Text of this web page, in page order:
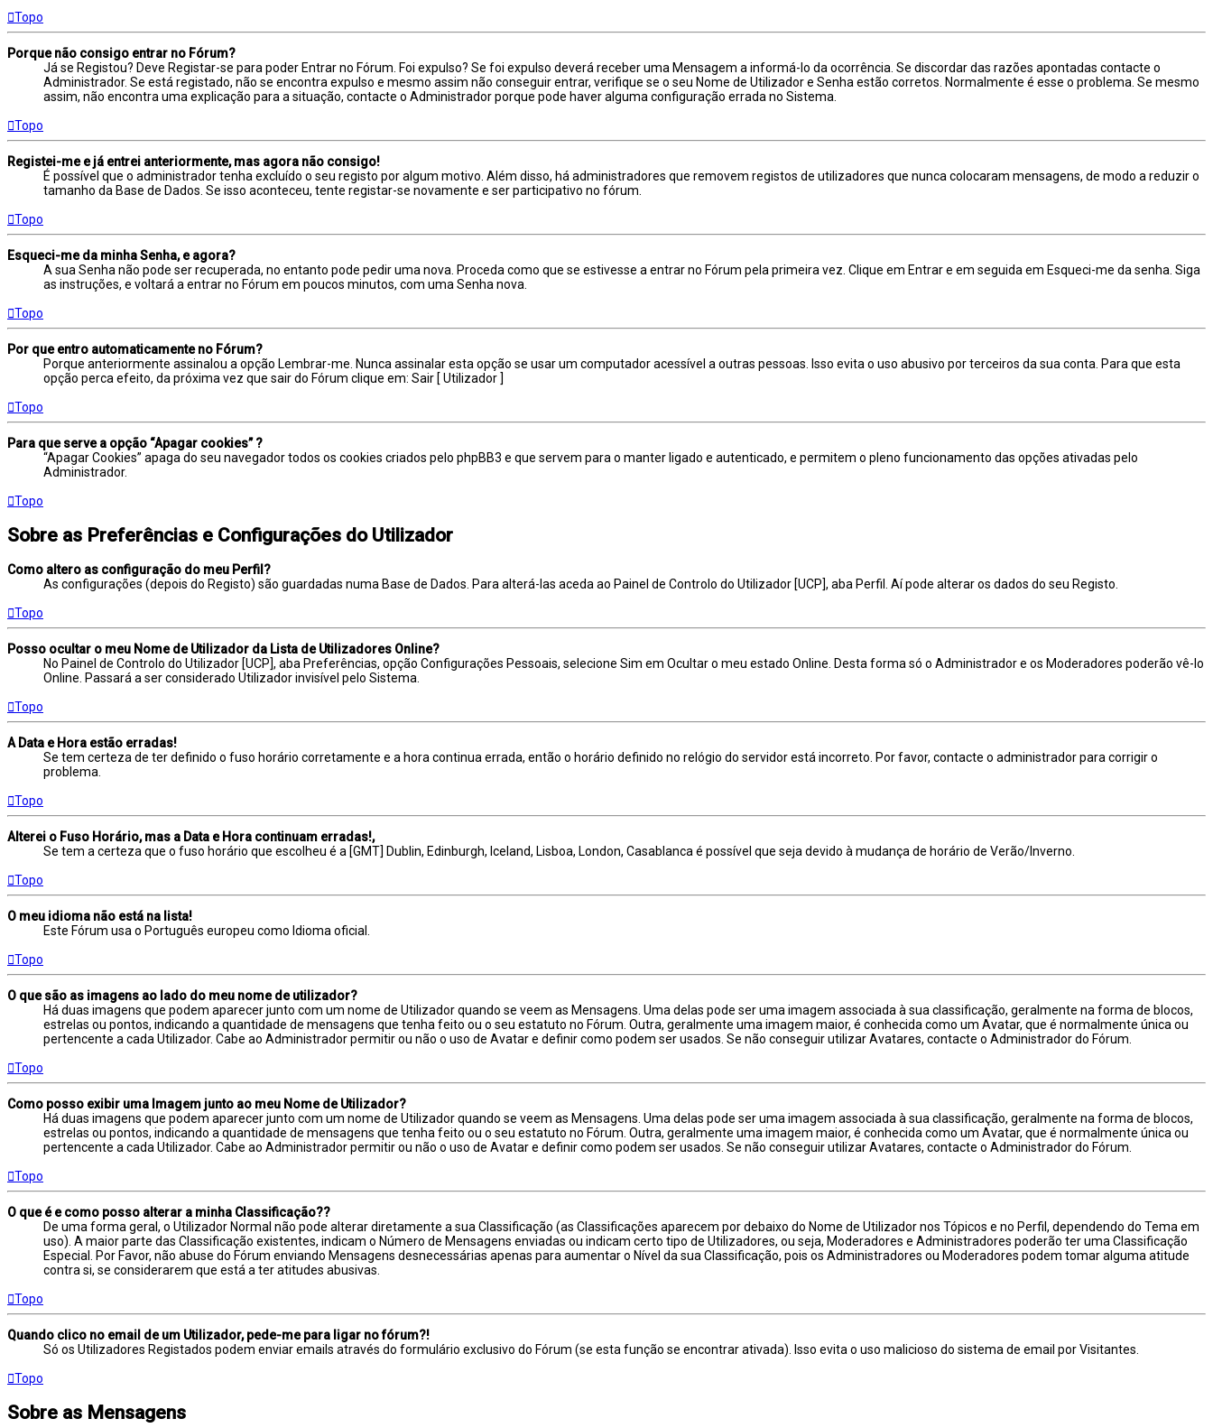
Topo
Porque não consigo entrar no Fórum?
Já se Registou? Deve Registar-se para poder Entrar no Fórum. Foi expulso? Se foi expulso deverá receber uma Mensagem a informá-lo da ocorrência. Se discordar das razões apontadas contacte o
Administrador. Se está registado, não se encontra expulso e mesmo assim não conseguir entrar, verifique se o seu Nome de Utilizador e Senha estão corretos. Normalmente é esse o problema. Se mesmo
assim, não encontra uma explicação para a situação, contacte o Administrador porque pode haver alguma configuração errada no Sistema.
Topo
Registei-me e já entrei anteriormente, mas agora não consigo!
É possível que o administrador tenha excluído o seu registo por algum motivo. Além disso, há administradores que removem registos de utilizadores que nunca colocaram mensagens, de modo a reduzir o
tamanho da Base de Dados. Se isso aconteceu, tente registar-se novamente e ser participativo no fórum.
Topo
Esqueci-me da minha Senha, e agora?
A sua Senha não pode ser recuperada, no entanto pode pedir uma nova. Proceda como que se estivesse a entrar no Fórum pela primeira vez. Clique em Entrar e em seguida em Esqueci-me da senha. Siga
as instruções, e voltará a entrar no Fórum em poucos minutos, com uma Senha nova.
Topo
Por que entro automaticamente no Fórum?
Porque anteriormente assinalou a opção Lembrar-me. Nunca assinalar esta opção se usar um computador acessível a outras pessoas. Isso evita o uso abusivo por terceiros da sua conta. Para que esta
opção perca efeito, da próxima vez que sair do Fórum clique em: Sair [ Utilizador ]
Topo
Para que serve a opção “Apagar cookies” ?
“Apagar Cookies” apaga do seu navegador todos os cookies criados pelo phpBB3 e que servem para o manter ligado e autenticado, e permitem o pleno funcionamento das opções ativadas pelo
Administrador.
Topo
Sobre as Preferências e Configurações do Utilizador
Como altero as configuração do meu Perfil?
As configurações (depois do Registo) são guardadas numa Base de Dados. Para alterá-las aceda ao Painel de Controlo do Utilizador [UCP], aba Perfil. Aí pode alterar os dados do seu Registo.
Topo
Posso ocultar o meu Nome de Utilizador da Lista de Utilizadores Online?
No Painel de Controlo do Utilizador [UCP], aba Preferências, opção Configurações Pessoais, selecione Sim em Ocultar o meu estado Online. Desta forma só o Administrador e os Moderadores poderão vê-lo
Online. Passará a ser considerado Utilizador invisível pelo Sistema.
Topo
A Data e Hora estão erradas!
Se tem certeza de ter definido o fuso horário corretamente e a hora continua errada, então o horário definido no relógio do servidor está incorreto. Por favor, contacte o administrador para corrigir o
problema.
Topo
Alterei o Fuso Horário, mas a Data e Hora continuam erradas!,
Se tem a certeza que o fuso horário que escolheu é a [GMT] Dublin, Edinburgh, Iceland, Lisboa, London, Casablanca é possível que seja devido à mudança de horário de Verão/Inverno.
Topo
O meu idioma não está na lista!
Este Fórum usa o Português europeu como Idioma oficial.
Topo
O que são as imagens ao lado do meu nome de utilizador?
Há duas imagens que podem aparecer junto com um nome de Utilizador quando se veem as Mensagens. Uma delas pode ser uma imagem associada à sua classificação, geralmente na forma de blocos,
estrelas ou pontos, indicando a quantidade de mensagens que tenha feito ou o seu estatuto no Fórum. Outra, geralmente uma imagem maior, é conhecida como um Avatar, que é normalmente única ou
pertencente a cada Utilizador. Cabe ao Administrador permitir ou não o uso de Avatar e definir como podem ser usados. Se não conseguir utilizar Avatares, contacte o Administrador do Fórum.
Topo
Como posso exibir uma Imagem junto ao meu Nome de Utilizador?
Há duas imagens que podem aparecer junto com um nome de Utilizador quando se veem as Mensagens. Uma delas pode ser uma imagem associada à sua classificação, geralmente na forma de blocos,
estrelas ou pontos, indicando a quantidade de mensagens que tenha feito ou o seu estatuto no Fórum. Outra, geralmente uma imagem maior, é conhecida como um Avatar, que é normalmente única ou
pertencente a cada Utilizador. Cabe ao Administrador permitir ou não o uso de Avatar e definir como podem ser usados. Se não conseguir utilizar Avatares, contacte o Administrador do Fórum.
Topo
O que é e como posso alterar a minha Classificação??
De uma forma geral, o Utilizador Normal não pode alterar diretamente a sua Classificação (as Classificações aparecem por debaixo do Nome de Utilizador nos Tópicos e no Perfil, dependendo do Tema em
uso). A maior parte das Classificação existentes, indicam o Número de Mensagens enviadas ou indicam certo tipo de Utilizadores, ou seja, Moderadores e Administradores poderão ter uma Classificação
Especial. Por Favor, não abuse do Fórum enviando Mensagens desnecessárias apenas para aumentar o Nível da sua Classificação, pois os Administradores ou Moderadores podem tomar alguma atitude
contra si, se considerarem que está a ter atitudes abusivas.
Topo
Quando clico no email de um Utilizador, pede-me para ligar no fórum?!
Só os Utilizadores Registados podem enviar emails através do formulário exclusivo do Fórum (se esta função se encontrar ativada). Isso evita o uso malicioso do sistema de email por Visitantes.
Topo
Sobre as Mensagens